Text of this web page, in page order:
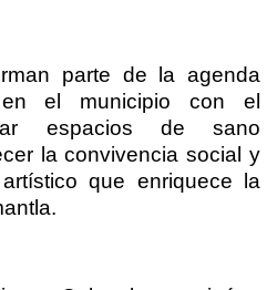
parte de la agenda
en el municipio con el
espacios de sano
la convivencia social y
que enriquece la